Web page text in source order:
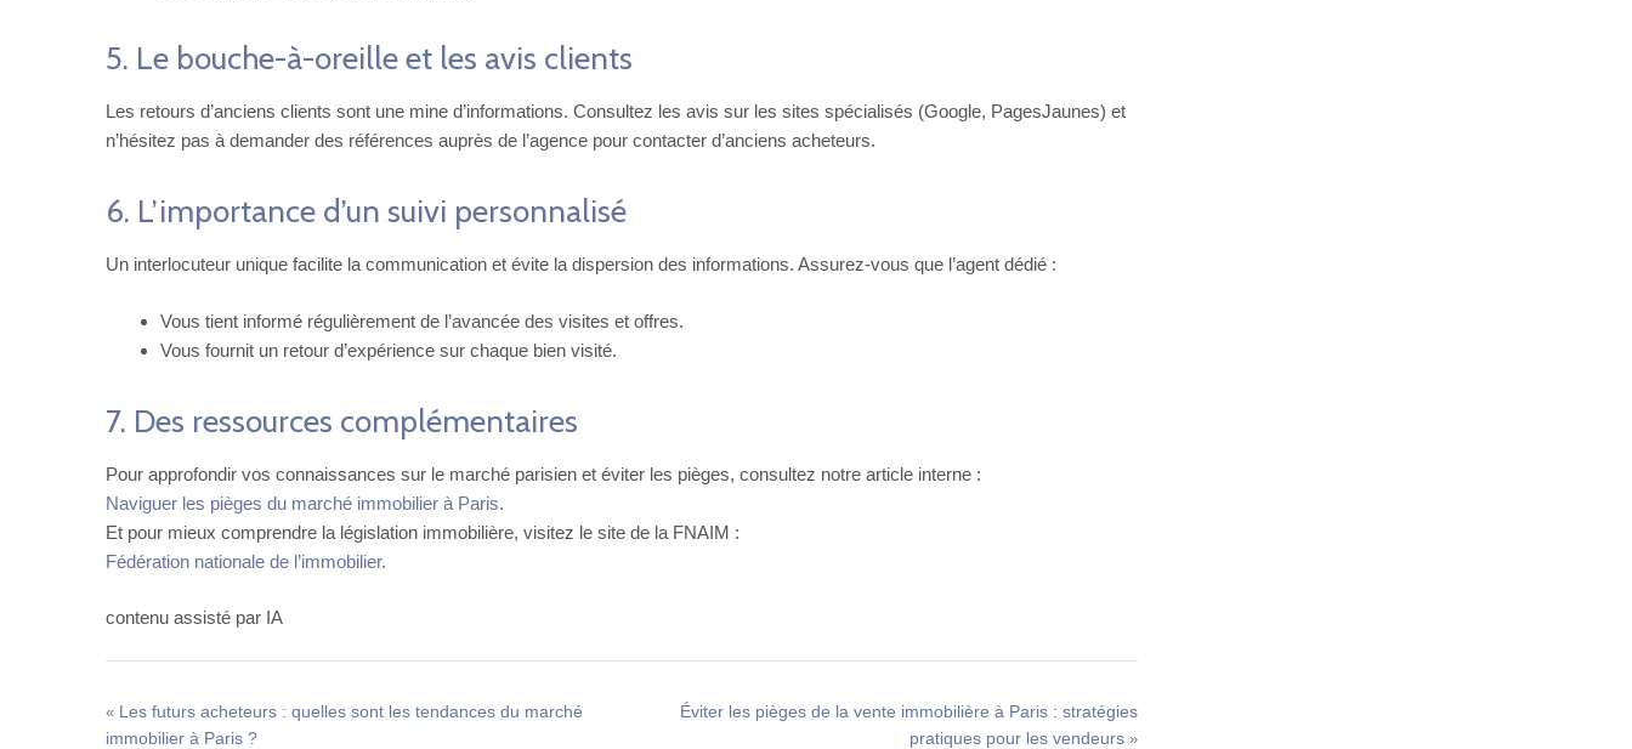
5. Le bouche-à-oreille et les avis clients
Les retours d’anciens clients sont une mine d’informations. Consultez les avis sur les sites spécialisés (Google, PagesJaunes) et
n’hésitez pas à demander des références auprès de l’agence pour contacter d’anciens acheteurs.
6. L’importance d’un suivi personnalisé
Un interlocuteur unique facilite la communication et évite la dispersion des informations. Assurez-vous que l’agent dédié :
Vous tient informé régulièrement de l’avancée des visites et offres.
Vous fournit un retour d’expérience sur chaque bien visité.
7. Des ressources complémentaires
Pour approfondir vos connaissances sur le marché parisien et éviter les pièges, consultez notre article interne :
Naviguer les pièges du marché immobilier à Paris.
Et pour mieux comprendre la législation immobilière, visitez le site de la FNAIM :
Fédération nationale de l’immobilier.
contenu assisté par IA
« Les futurs acheteurs : quelles sont les tendances du marché
immobilier à Paris ?
Éviter les pièges de la vente immobilière à Paris : stratégies
pratiques pour les vendeurs »